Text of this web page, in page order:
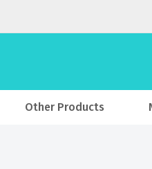
Other Products